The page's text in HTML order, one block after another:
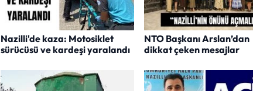
Nazilli'de kaza: Motosiklet
sürücüsü ve kardeşi yaralandı
NTO Başkanı Arslan’dan
dikkat çeken mesajlar